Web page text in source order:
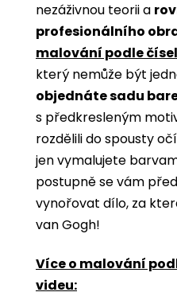
nezáživnou teorii a
profesionálního
malování podle čísel
který nemůže být
objednáte sadu
s předkresleným
rozdělili do spousty
jen vymalujete
postupně se vám
vynořovat dílo, za
van Gogh!
Více o malování
videu: